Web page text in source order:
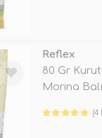
Reflex
80 Gr
Morina
(4